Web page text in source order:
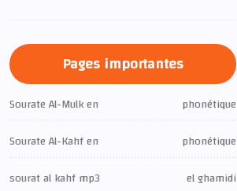
Pages importantes
Sourate Al-Mulk en
phonétique
Sourate Al-Kahf en
phonétique
sourat al kahf mp3
el ghamidi